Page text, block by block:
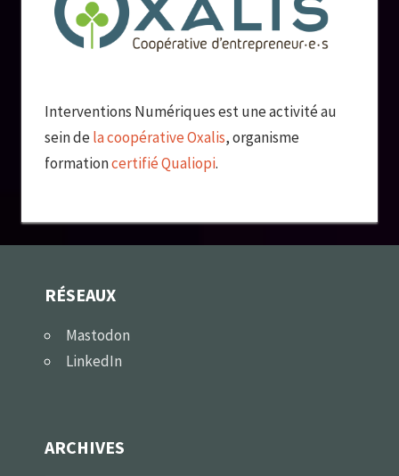
Interventions Numériques est une activité au
sein dela coopérative Oxalis, organisme
formationcertifié Qualiopi.
RÉSEAUX
Mastodon
LinkedIn
ARCHIVES